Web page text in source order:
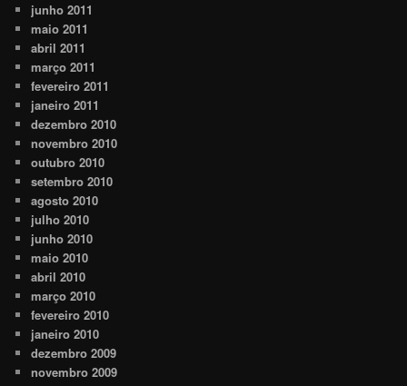
junho 2011
maio 2011
abril 2011
março 2011
fevereiro 2011
janeiro 2011
dezembro 2010
novembro 2010
outubro 2010
setembro 2010
agosto 2010
julho 2010
junho 2010
maio 2010
abril 2010
março 2010
fevereiro 2010
janeiro 2010
dezembro 2009
novembro 2009